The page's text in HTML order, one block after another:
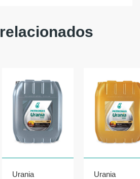
relacionados
Urania Urania